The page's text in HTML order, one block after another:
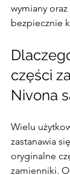
wymiany
bezpiecznie
części
Nivona
Wielu
zastanawia
oryginalne
zamienniki.